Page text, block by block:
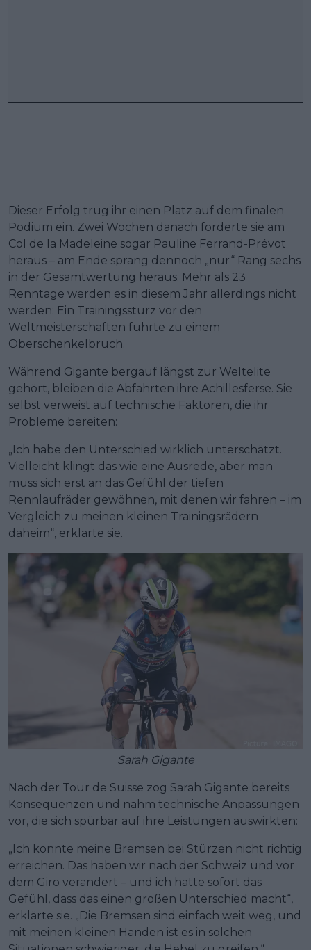
Dieser Erfolg trug ihr einen Platz auf dem finalen
Podium ein. Zwei Wochen danach forderte sie am
Col de la Madeleine sogar Pauline Ferrand-Prévot
heraus – am Ende sprang dennoch „nur“ Rang sechs
in der Gesamtwertung heraus. Mehr als 23
Renntage werden es in diesem Jahr allerdings nicht
werden: Ein Trainingssturz vor den
Weltmeisterschaften führte zu einem
Oberschenkelbruch.
Während Gigante bergauf längst zur Weltelite
gehört, bleiben die Abfahrten ihre Achillesferse. Sie
selbst verweist auf technische Faktoren, die ihr
Probleme bereiten:
„Ich habe den Unterschied wirklich unterschätzt.
Vielleicht klingt das wie eine Ausrede, aber man
muss sich erst an das Gefühl der tiefen
Rennlaufräder gewöhnen, mit denen wir fahren – im
Vergleich zu meinen kleinen Trainingsrädern
daheim“, erklärte sie.
Sarah Gigante
Nach der Tour de Suisse zog Sarah Gigante bereits
Konsequenzen und nahm technische Anpassungen
vor, die sich spürbar auf ihre Leistungen auswirkten:
„Ich konnte meine Bremsen bei Stürzen nicht richtig
erreichen. Das haben wir nach der Schweiz und vor
dem Giro verändert – und ich hatte sofort das
Gefühl, dass das einen großen Unterschied macht“,
erklärte sie. „Die Bremsen sind einfach weit weg, und
mit meinen kleinen Händen ist es in solchen